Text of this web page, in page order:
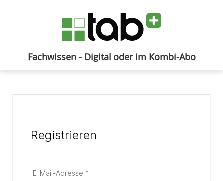
Fachwissen - Digital oder im Kombi-Abo